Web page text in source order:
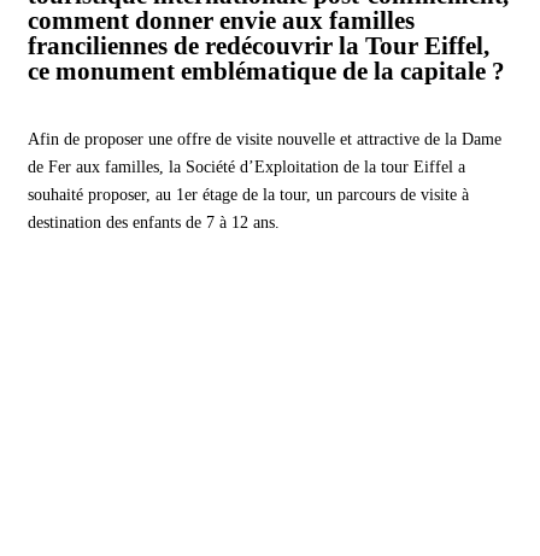
comment donner envie aux familles
franciliennes de redécouvrir la Tour Eiffel,
ce monument emblématique de la capitale ?
Afin de proposer une offre de visite nouvelle et attractive de la Dame
de Fer aux familles, la Société d’Exploitation de la tour Eiffel a
souhaité proposer, au 1er étage de la tour, un parcours de visite à
destination des enfants de 7 à 12 ans.